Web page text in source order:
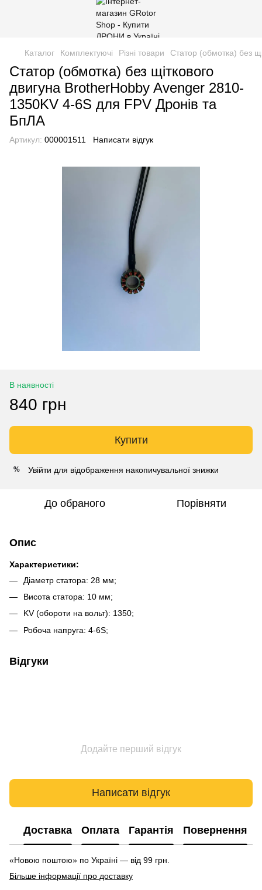
Каталог Комплектуючі Різні товари Статор (обмотка) без
Статор (обмотка) без щіткового
двигуна BrotherHobby Avenger 2810-
1350KV 4-6S для FPV Дронів та
БпЛА
Артикул: 000001511 Написати відгук
В наявності
840 грн
Купити
% Увійти для відображення накопичувальної знижки
До обраного Порівняти
Опис
Характеристики:
Діаметр статора: 28 мм;
Висота статора: 10 мм;
KV (обороти на вольт): 1350;
Робоча напруга: 4-6S;
Відгуки
Додайте перший відгук
Написати відгук
Доставка Оплата Гарантія Повернення
«Новою поштою» по Україні — від 99 грн.
Більше інформації про доставку